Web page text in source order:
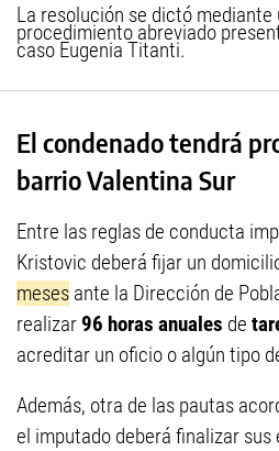
La resolución se dictó mediante
procedimiento abreviado
caso Eugenia Titanti.
El condenado tendrá
barrio Valentina Sur
Entre las reglas de conducta
Kristovic deberá fijar un
meses ante la Dirección de
realizar96 horas anuales de
acreditar un oficio o algún tipo
Además, otra de las pautas
el imputado deberá finalizar